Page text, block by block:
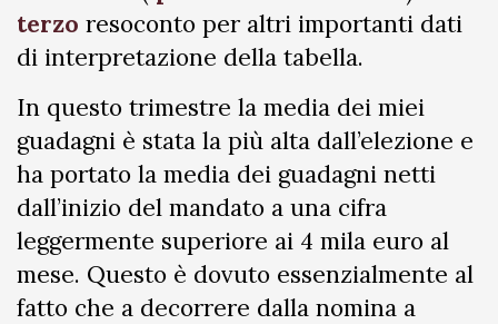
terzo resoconto per altri importanti dati
di interpretazione della tabella.
In questo trimestre la media dei miei
guadagni è stata la più alta dall’elezione e
ha portato la media dei guadagni netti
dall’inizio del mandato a una cifra
leggermente superiore ai 4 mila euro al
mese. Questo è dovuto essenzialmente al
fatto che a decorrere dalla nomina a